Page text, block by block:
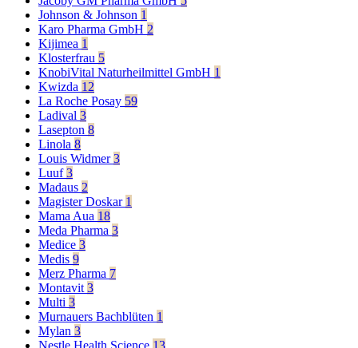
Johnson & Johnson 1
Karo Pharma GmbH 2
Kijimea 1
Klosterfrau 5
KnobiVital Naturheilmittel GmbH 1
Kwizda 12
La Roche Posay 59
Ladival 3
Lasepton 8
Linola 8
Louis Widmer3
Luuf3
Madaus 2
Magister Doskar 1
Mama Aua 18
Meda Pharma 3
Medice 3
Medis 9
Merz Pharma 7
Montavit 3
Multi 3
Murnauers Bachblüten 1
Mylan 3
Nestle Health Science 13